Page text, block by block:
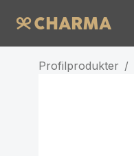
Profilprodukter /